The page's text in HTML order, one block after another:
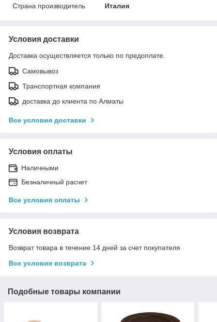
Страна производитель
Италия
Условия доставки
Доставка осуществляется только по предоплате.
Самовывоз
Транспортная компания
доставка до клиента по Алматы
Все условия доставки
Условия оплаты
Наличными
Безналичный расчет
Все условия оплаты
Условия возврата
Возврат товара в течение 14 дней за счет покупателя
Все условия возврата
Подобные товары компании